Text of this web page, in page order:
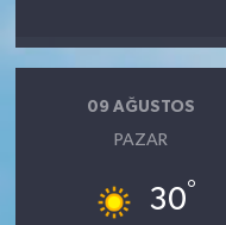
09 AĞUSTOS
PAZAR
30°